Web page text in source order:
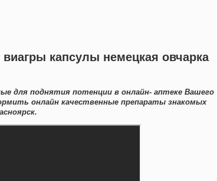
капсулы немецкая овчарка
для поднятия потенции в онлайн- аптеке Вашего
онлайн качественные препараты знакомых